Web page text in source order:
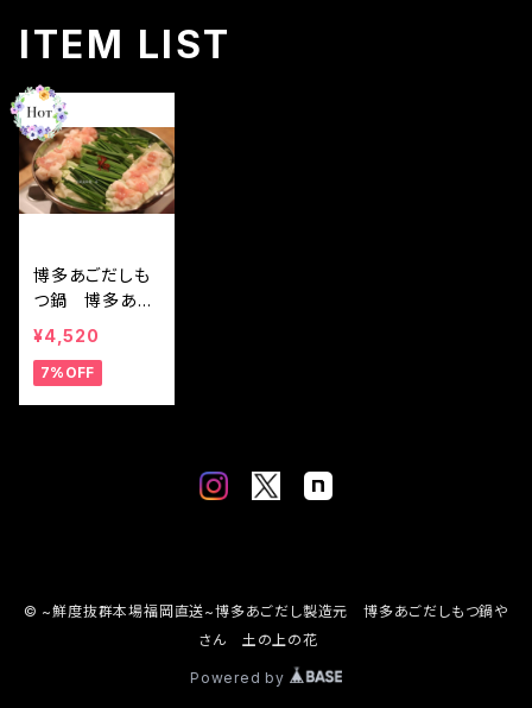
ITEM LIST
博多あごだしも
つ鍋 博多あご
だし製造元 本場
厳選九州産黒毛
和牛もつ鍋セッ
¥4,520
7%OFF
© ~鮮度抜群本場福岡直送~博多あごだし製造元 博多あごだしもつ鍋や
さん 土の上の花
Powered by